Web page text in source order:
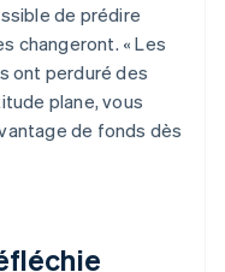
de prédire
changeront. « Les
ont perduré des
plane, vous
de fonds dès